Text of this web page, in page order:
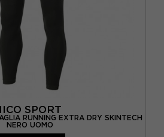
SPORT
RUNNING EXTRA DRY SKINTECH
NERO UOMO